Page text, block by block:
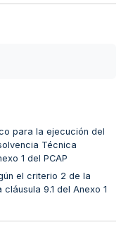
para la ejecución del
Técnica
1 del PCAP
el criterio 2 de la
9.1 del Anexo 1